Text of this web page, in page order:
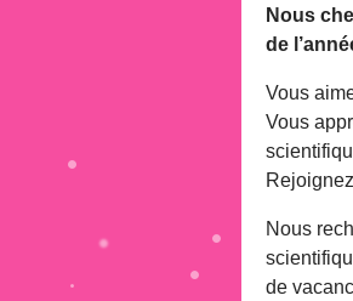
Nous
de
Vous
Vous
Nous
de